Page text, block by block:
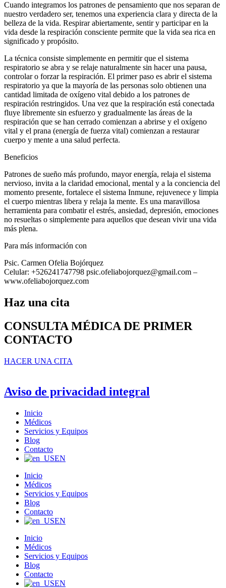
Cuando integramos los patrones de pensamiento que nos separan de
nuestro verdadero ser, tenemos una experiencia clara y directa de la
belleza de la vida. Respirar abiertamente, sentir y participar en la
vida desde la respiración consciente permite que la vida sea rica en
significado y propósito.
La técnica consiste simplemente en permitir que el sistema
respiratorio se abra y se relaje naturalmente sin hacer una pausa,
controlar o forzar la respiración. El primer paso es abrir el sistema
respiratorio ya que la mayoría de las personas solo obtienen una
cantidad limitada de oxígeno vital debido a los patrones de
respiración restringidos. Una vez que la respiración está conectada
fluye libremente sin esfuerzo y gradualmente las áreas de la
respiración que se han cerrado comienzan a abrirse y el oxígeno
vital y el prana (energía de fuerza vital) comienzan a restaurar
cuerpo y mente a una salud perfecta.
Beneficios
Patrones de sueño más profundo, mayor energía, relaja el sistema
nervioso, invita a la claridad emocional, mental y a la conciencia del
momento presente, fortalece el sistema Inmune, rejuvenece y limpia
el cuerpo mientras libera y relaja la mente. Es una maravillosa
herramienta para combatir el estrés, ansiedad, depresión, emociones
no resueltas o simplemente para aquellos que desean vivir una vida
más plena.
Para más información con
Psic. Carmen Ofelia Bojórquez
Celular: +526241747798 psic.ofeliabojorquez@gmail.com –
www.ofeliabojorquez.com
Haz una cita
CONSULTA MÉDICA DE PRIMER
CONTACTO
HACER UNA CITA
Aviso de privacidad integral
Inicio
Médicos
Servicios y Equipos
Blog
Contacto
EN
Inicio
Médicos
Servicios y Equipos
Blog
Contacto
EN
Inicio
Médicos
Servicios y Equipos
Blog
Contacto
EN